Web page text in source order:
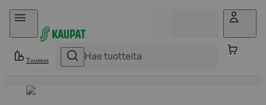
Hyppää sisältöön
Tuotteet